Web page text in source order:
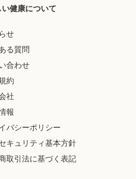
健康について
せ
る質問
合わせ
約
社
報
バシーポリシー
キュリティ基本方針
取引法に基づく表記